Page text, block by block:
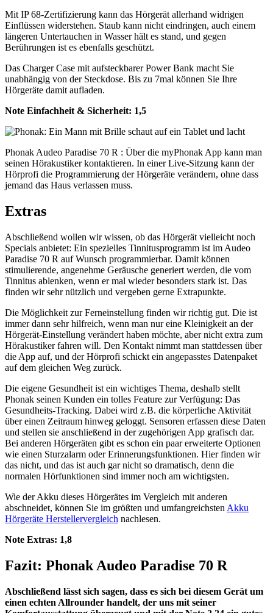
Mit IP 68-Zertifizierung kann das Hörgerät allerhand widrigen
Einflüssen widerstehen. Staub kann nicht eindringen, auch einem
längeren Untertauchen in Wasser hält es stand, und gegen
Berührungen ist es ebenfalls geschützt.
Das Charger Case mit aufsteckbarer Power Bank macht Sie
unabhängig von der Steckdose. Bis zu 7mal können Sie Ihre
Hörgeräte damit aufladen.
Note Einfachheit & Sicherheit: 1,5
Phonak Audeo Paradise 70 R : Über die myPhonak App kann man
seinen Hörakustiker kontaktieren. In einer Live-Sitzung kann der
Hörprofi die Programmierung der Hörgeräte verändern, ohne dass
jemand das Haus verlassen muss.
Extras
Abschließend wollen wir wissen, ob das Hörgerät vielleicht noch
Specials anbietet: Ein spezielles Tinnitusprogramm ist im Audeo
Paradise 70 R auf Wunsch programmierbar. Damit können
stimulierende, angenehme Geräusche generiert werden, die vom
Tinnitus ablenken, wenn er mal wieder besonders stark ist. Das
finden wir sehr nützlich und vergeben gerne Extrapunkte.
Die Möglichkeit zur Ferneinstellung finden wir richtig gut. Die ist
immer dann sehr hilfreich, wenn man nur eine Kleinigkeit an der
Hörgerät-Einstellung verändert haben möchte, aber nicht extra zum
Hörakustiker fahren will. Den Kontakt nimmt man stattdessen über
die App auf, und der Hörprofi schickt ein angepasstes Datenpaket
auf dem gleichen Weg zurück.
Die eigene Gesundheit ist ein wichtiges Thema, deshalb stellt
Phonak seinen Kunden ein tolles Feature zur Verfügung: Das
Gesundheits-Tracking. Dabei wird z.B. die körperliche Aktivität
über einen Zeitraum hinweg geloggt. Sensoren erfassen diese Daten
und stellen sie anschließend in der zugehörigen App grafisch dar.
Bei anderen Hörgeräten gibt es schon ein paar erweiterte Optionen
wie einen Sturzalarm oder Erinnerungsfunktionen. Hier finden wir
das nicht, und das ist auch gar nicht so dramatisch, denn die
normalen Hörfunktionen sind immer noch am wichtigsten.
Wie der Akku dieses Hörgerätes im Vergleich mit anderen
abschneidet, können Sie im größten und umfangreichsten Akku
Hörgeräte Herstellervergleich nachlesen.
Note Extras: 1,8
Fazit: Phonak Audeo Paradise 70 R
Abschließend lässt sich sagen, dass es sich bei diesem Gerät um
einen echten Allrounder handelt, der uns mit seiner